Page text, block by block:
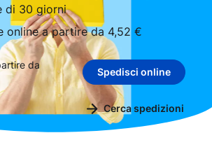
di 30 giorni
online a partire da 4,52 €
da
Spedisci online
Cerca spedizioni